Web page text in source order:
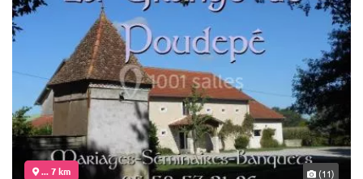
... 7 km (11)